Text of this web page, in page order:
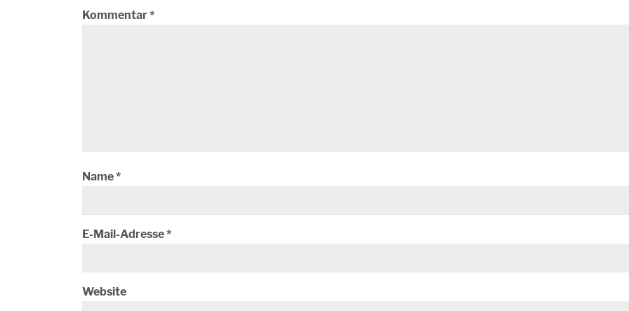
Kommentar*
Name*
E-Mail-Adresse*
Website